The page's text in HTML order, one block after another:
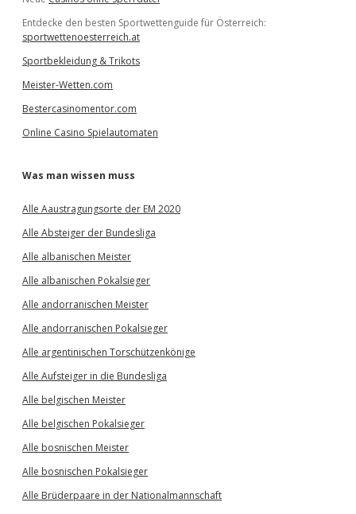
Entdecke den besten Sportwettenguide für Österreich:
sportwettenoesterreich.at
Sportbekleidung & Trikots
Meister-Wetten.com
Bestercasinomentor.com
Online Casino Spielautomaten
Was man wissen muss
Alle Aaustragungsorte der EM 2020
Alle Absteiger der Bundesliga
Alle albanischen Meister
Alle albanischen Pokalsieger
Alle andorranischen Meister
Alle andorranischen Pokalsieger
Alle argentinischen Torschützenkönige
Alle Aufsteiger in die Bundesliga
Alle belgischen Meister
Alle belgischen Pokalsieger
Alle bosnischen Meister
Alle bosnischen Pokalsieger
Alle Brüderpaare in der Nationalmannschaft